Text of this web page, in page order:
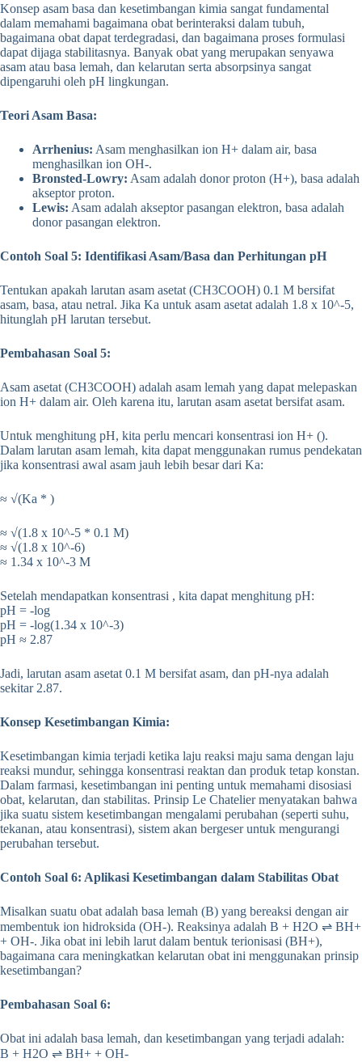
Konsep asam basa dan kesetimbangan kimia sangat fundamental
dalam memahami bagaimana obat berinteraksi dalam tubuh,
bagaimana obat dapat terdegradasi, dan bagaimana proses formulasi
dapat dijaga stabilitasnya. Banyak obat yang merupakan senyawa
asam atau basa lemah, dan kelarutan serta absorpsinya sangat
dipengaruhi oleh pH lingkungan.
Teori Asam Basa:
Arrhenius: Asam menghasilkan ion H+ dalam air, basa
menghasilkan ion OH-.
Bronsted-Lowry: Asam adalah donor proton (H+), basa adalah
akseptor proton.
Lewis: Asam adalah akseptor pasangan elektron, basa adalah
donor pasangan elektron.
Contoh Soal 5: Identifikasi Asam/Basa dan Perhitungan pH
Tentukan apakah larutan asam asetat (CH3COOH) 0.1 M bersifat
asam, basa, atau netral. Jika Ka untuk asam asetat adalah 1.8 x 10^-5,
hitunglah pH larutan tersebut.
Pembahasan Soal 5:
Asam asetat (CH3COOH) adalah asam lemah yang dapat melepaskan
ion H+ dalam air. Oleh karena itu, larutan asam asetat bersifat asam.
Untuk menghitung pH, kita perlu mencari konsentrasi ion H+ ().
Dalam larutan asam lemah, kita dapat menggunakan rumus pendekatan
jika konsentrasi awal asam jauh lebih besar dari Ka:
≈ √(Ka * )
≈ √(1.8 x 10^-5 * 0.1 M)
≈ √(1.8 x 10^-6)
≈ 1.34 x 10^-3 M
Setelah mendapatkan konsentrasi , kita dapat menghitung pH:
pH = -log
pH = -log(1.34 x 10^-3)
pH ≈ 2.87
Jadi, larutan asam asetat 0.1 M bersifat asam, dan pH-nya adalah
sekitar 2.87.
Konsep Kesetimbangan Kimia:
Kesetimbangan kimia terjadi ketika laju reaksi maju sama dengan laju
reaksi mundur, sehingga konsentrasi reaktan dan produk tetap konstan.
Dalam farmasi, kesetimbangan ini penting untuk memahami disosiasi
obat, kelarutan, dan stabilitas. Prinsip Le Chatelier menyatakan bahwa
jika suatu sistem kesetimbangan mengalami perubahan (seperti suhu,
tekanan, atau konsentrasi), sistem akan bergeser untuk mengurangi
perubahan tersebut.
Contoh Soal 6: Aplikasi Kesetimbangan dalam Stabilitas Obat
Misalkan suatu obat adalah basa lemah (B) yang bereaksi dengan air
membentuk ion hidroksida (OH-). Reaksinya adalah B + H2O ⇌ BH+
+ OH-. Jika obat ini lebih larut dalam bentuk terionisasi (BH+),
bagaimana cara meningkatkan kelarutan obat ini menggunakan prinsip
kesetimbangan?
Pembahasan Soal 6:
Obat ini adalah basa lemah, dan kesetimbangan yang terjadi adalah:
B + H2O ⇌ BH+ + OH-